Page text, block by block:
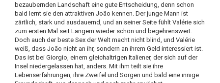
bezaubernden Landschaft eine gute Entscheidung, denn schon
bald lernt sie den attraktiven João kennen. Der junge Mann ist
zärtlich, stark und ausdauernd, und an seiner Seite fühlt Valérie sich
zum ersten Mal seit Langem wieder schön und begehrenswert.
Doch auch der beste Sex der Welt macht nicht blind, und Valérie
weiß, dass João nicht an ihr, sondern an ihrem Geld interessiert ist.
Das ist bei Giorgio, einem gleichaltrigen Italiener, der sich auf der
Insel niedergelassen hat, anders. Mit ihm teilt sie ihre
Lebenserfahrungen, ihre Zweifel und Sorgen und bald eine innige